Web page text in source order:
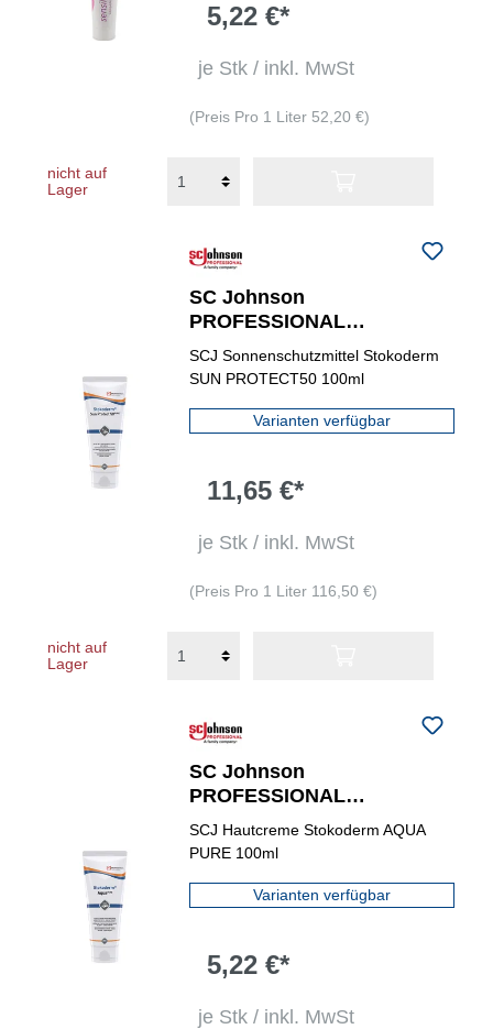
5,22 €*
je Stk / inkl. MwSt
(Preis Pro 1 Liter 52,20 €)
nicht auf
Lager
SC Johnson
PROFESSIONAL
Sonnenschutzmittel
Stokoderm® SUN
SCJ Sonnenschutzmittel Stokoderm
SUN PROTECT50 100ml
Varianten verfügbar
11,65 €*
je Stk / inkl. MwSt
(Preis Pro 1 Liter 116,50 €)
nicht auf
Lager
SC Johnson
PROFESSIONAL
Hautschutzcreme
Stokoderm AQUA PURE
SCJ Hautcreme Stokoderm AQUA
PURE 100ml
Varianten verfügbar
5,22 €*
je Stk / inkl. MwSt